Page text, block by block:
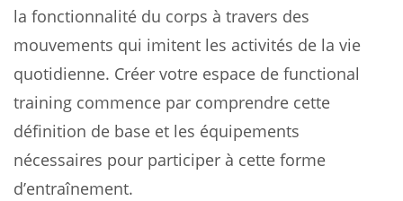
la fonctionnalité du corps à travers des
mouvements qui imitent les activités de la vie
quotidienne. Créer votre espace de functional
training commence par comprendre cette
définition de base et les équipements
nécessaires pour participer à cette forme
d’entraînement.